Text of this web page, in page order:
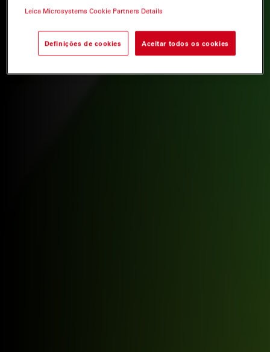
Leica Microsystems Cookie Partners Details
Definições de cookies Aceitar todos os cookies